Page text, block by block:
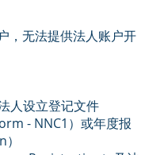
，无法提供法人账户开
人设立登记文件
- NNC1）或年度报